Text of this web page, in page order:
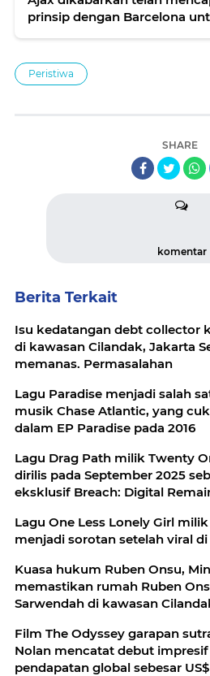
prinsip dengan Barcelona
Peristiwa
SHARE
komentar
Berita Terkait
Isu kedatangan debt collector
di kawasan Cilandak, Jakarta
memanas. Permasalahan
Lagu Paradise menjadi salah
musik Chase Atlantic, yang
dalam EP Paradise pada 2016
Lagu Drag Path milik Twenty
dirilis pada September 2025
eksklusif Breach: Digital
Lagu One Less Lonely Girl
menjadi sorotan setelah viral di
Kuasa hukum Ruben Onsu,
memastikan rumah Ruben
Sarwendah di kawasan
Film The Odyssey garapan
Nolan mencatat debut
pendapatan global sebesar